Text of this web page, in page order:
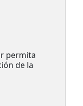
permita
de la